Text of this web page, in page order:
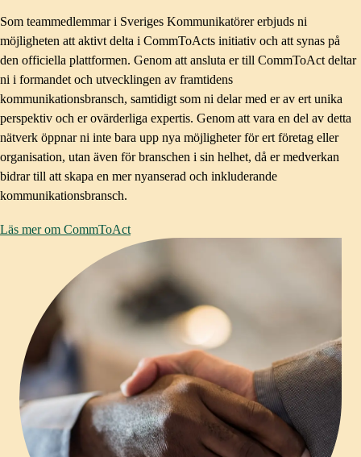
Som teammedlemmar i Sveriges Kommunikatörer erbjuds ni
möjligheten att aktivt delta i CommToActs initiativ och att synas på
den officiella plattformen. Genom att ansluta er till CommToAct deltar
ni i formandet och utvecklingen av framtidens
kommunikationsbransch, samtidigt som ni delar med er av ert unika
perspektiv och er ovärderliga expertis. Genom att vara en del av detta
nätverk öppnar ni inte bara upp nya möjligheter för ert företag eller
organisation, utan även för branschen i sin helhet, då er medverkan
bidrar till att skapa en mer nyanserad och inkluderande
kommunikationsbransch.
Läs mer om CommToAct